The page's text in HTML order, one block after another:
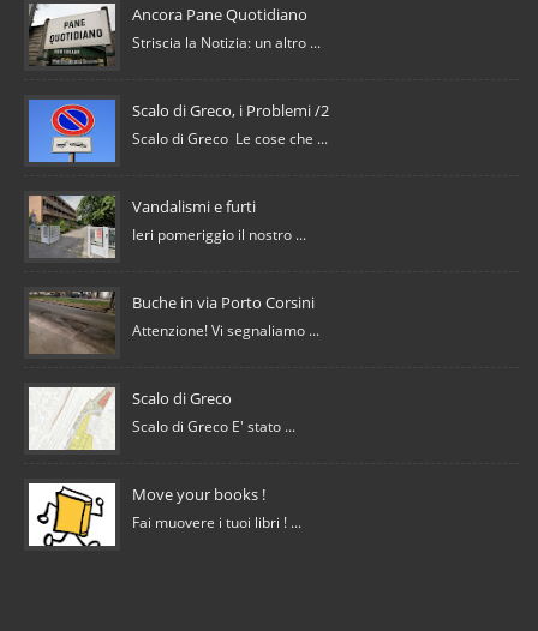
Ancora Pane Quotidiano
Striscia la Notizia: un altro ...
Scalo di Greco, i Problemi /2
Scalo di Greco Le cose che ...
Vandalismi e furti
Ieri pomeriggio il nostro ...
Buche in via Porto Corsini
Attenzione! Vi segnaliamo ...
Scalo di Greco
Scalo di Greco E' stato ...
Move your books !
Fai muovere i tuoi libri ! ...